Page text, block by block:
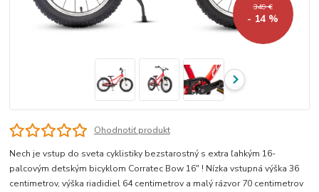
349 €
- 14 %
Ohodnotiť produkt
Nech je vstup do sveta cyklistiky bezstarostný s extra ľahkým 16-
palcovým detským bicyklom Corratec Bow 16" ! Nízka vstupná výška 36
centimetrov, výška riadidiel 64 centimetrov a malý rázvor 70 centimetrov